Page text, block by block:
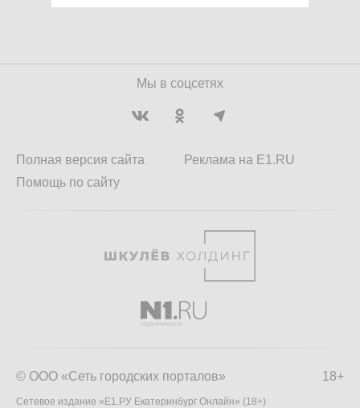
Мы в соцсетях
Полная версия сайта
Помощь по сайту
Реклама на E1.RU
18+
© ООО «Сеть городских порталов»
Сетевое издание «Е1.РУ Екатеринбург Онлайн» (18+)